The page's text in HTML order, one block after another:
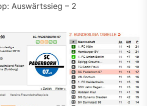
Auswärtssieg – 2